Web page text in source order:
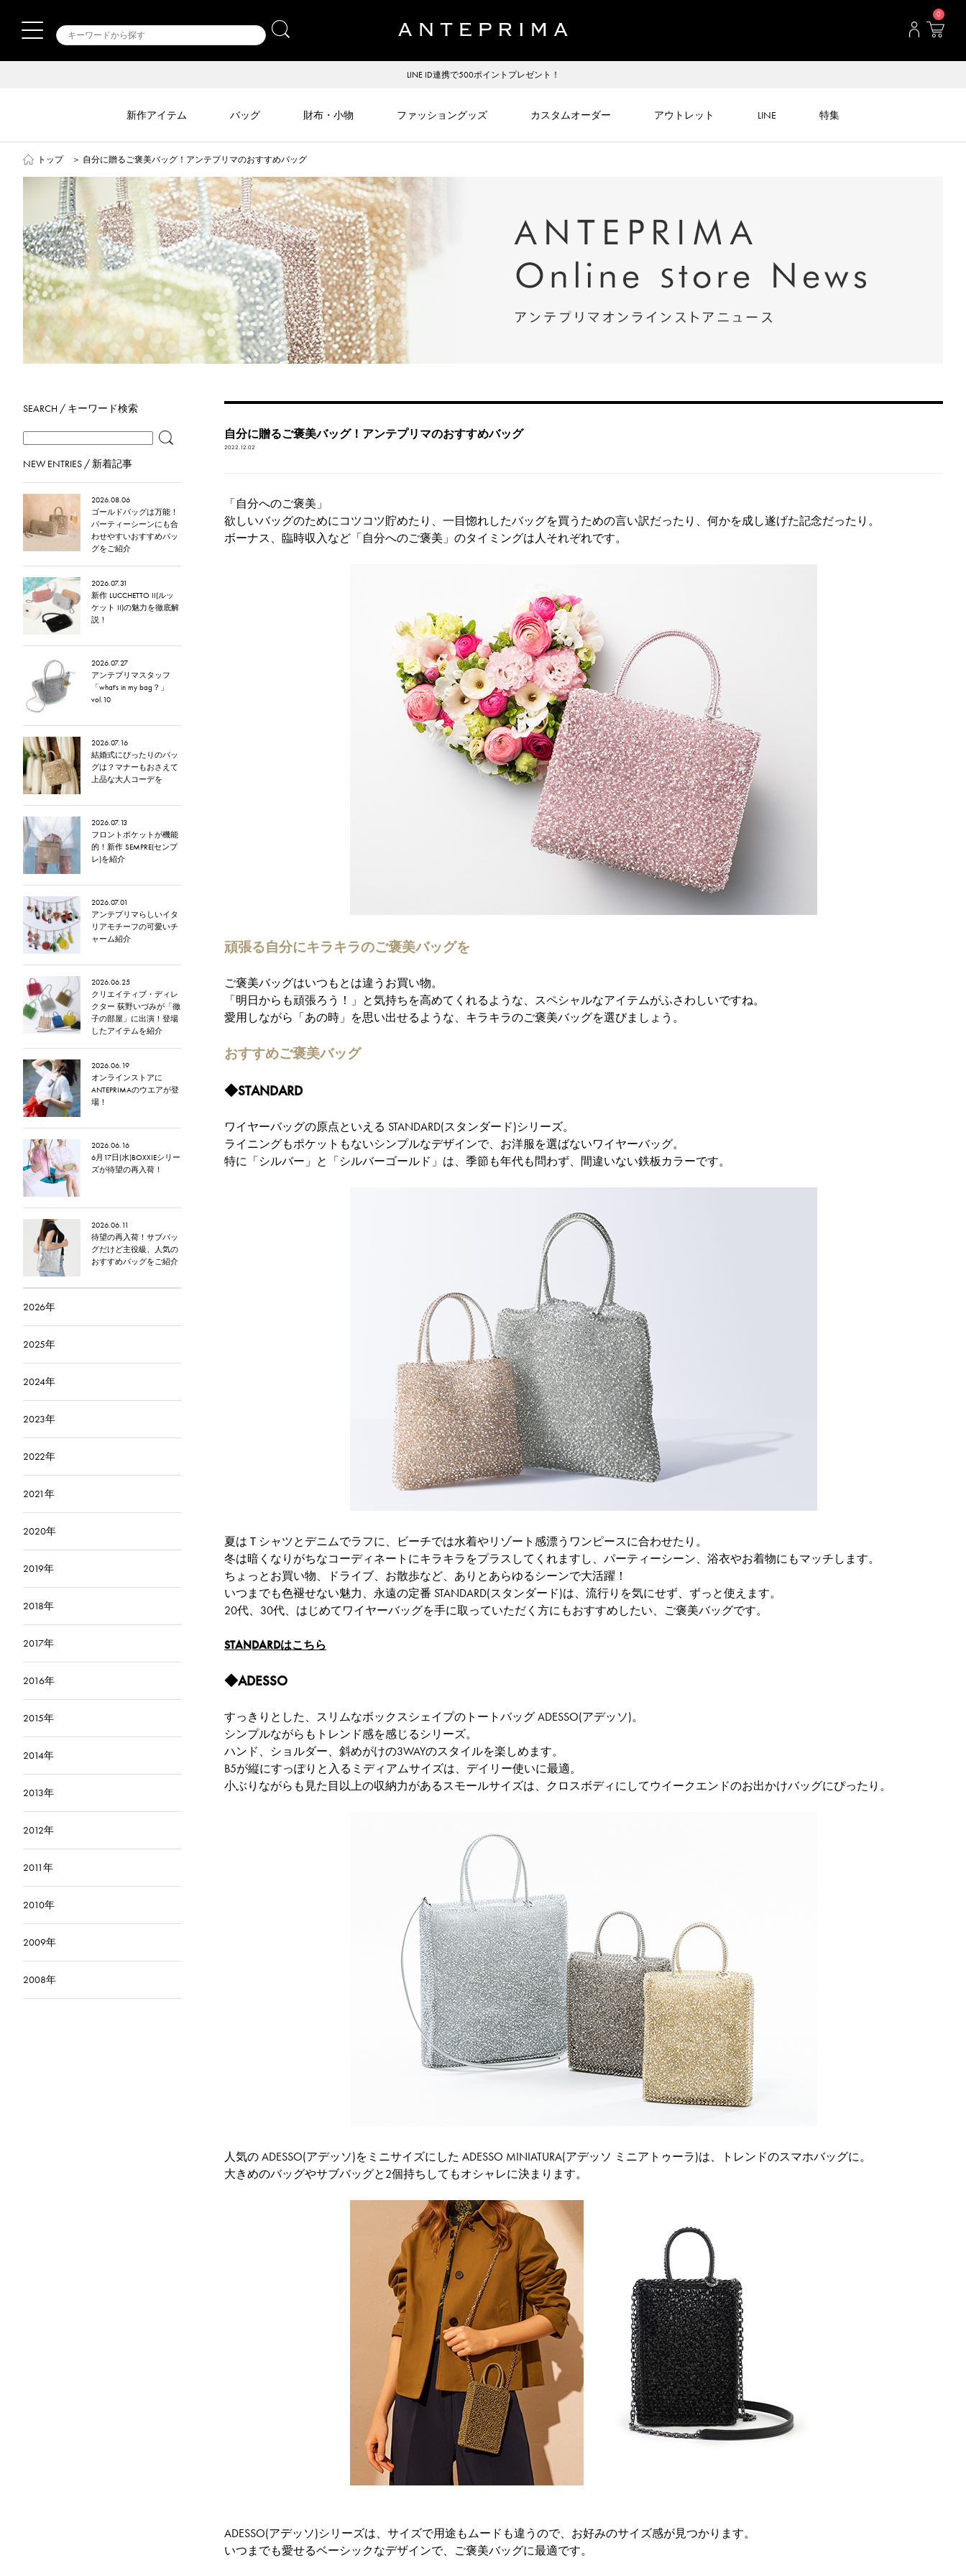
0
LINE ID連携で500ポイントプレゼント！
新作アイテム バッグ 財布・小物 ファッショングッズ カスタムオーダー アウトレット LINE 特集
トップ ＞ 自分に贈るご褒美バッグ！アンテプリマのおすすめバッグ
SEARCH / キーワード検索
NEW ENTRIES / 新着記事
2026.08.06
ゴールドバッグは万能！
パーティーシーンにも合
わせやすいおすすめバッ
グをご紹介
2026.07.31
新作 LUCCHETTO II(ルッ
ケット II)の魅力を徹底解
説！
2026.07.27
アンテプリマスタッフ
「what's in my bag？」
vol.10
2026.07.16
結婚式にぴったりのバッ
グは？マナーもおさえて
上品な大人コーデを
2026.07.13
フロントポケットが機能
的！新作 SEMPRE(センプ
レ)を紹介
2026.07.01
アンテプリマらしいイタ
リアモチーフの可愛いチ
ャーム紹介
2026.06.25
クリエイティブ・ディレ
クター 荻野いづみが「徹
子の部屋」に出演！登場
したアイテムを紹介
2026.06.19
オンラインストアに
ANTEPRIMAのウエアが登
場！
2026.06.16
6月17日(水)BOXXIEシリー
ズが待望の再入荷！
2026.06.11
待望の再入荷！サブバッ
グだけど主役級、人気の
おすすめバッグをご紹介
2026年
2025年
2024年
2023年
2022年
2021年
2020年
2019年
2018年
2017年
2016年
2015年
2014年
2013年
2012年
2011年
2010年
2009年
2008年
自分に贈るご褒美バッグ！アンテプリマのおすすめバッグ
2022.12.02
「自分へのご褒美」
欲しいバッグのためにコツコツ貯めたり、一目惚れしたバッグを買うための言い訳だったり、何かを成し遂げた記念だったり。
ボーナス、臨時収入など「自分へのご褒美」のタイミングは人それぞれです。
頑張る自分にキラキラのご褒美バッグを
ご褒美バッグはいつもとは違うお買い物。
「明日からも頑張ろう！」と気持ちを高めてくれるような、スペシャルなアイテムがふさわしいですね。
愛用しながら「あの時」を思い出せるような、キラキラのご褒美バッグを選びましょう。
おすすめご褒美バッグ
◆STANDARD
ワイヤーバッグの原点といえる STANDARD(スタンダード)シリーズ。
ライニングもポケットもないシンプルなデザインで、お洋服を選ばないワイヤーバッグ。
特に「シルバー」と「シルバーゴールド」は、季節も年代も問わず、間違いない鉄板カラーです。
夏はＴシャツとデニムでラフに、ビーチでは水着やリゾート感漂うワンピースに合わせたり。
冬は暗くなりがちなコーディネートにキラキラをプラスしてくれますし、パーティーシーン、浴衣やお着物にもマッチします。
ちょっとお買い物、ドライブ、お散歩など、ありとあらゆるシーンで大活躍！
いつまでも色褪せない魅力、永遠の定番 STANDARD(スタンダード)は、流行りを気にせず、ずっと使えます。
20代、30代、はじめてワイヤーバッグを手に取っていただく方にもおすすめしたい、ご褒美バッグです。
STANDARDはこちら
◆ADESSO
すっきりとした、スリムなボックスシェイプのトートバッグ ADESSO(アデッソ)。
シンプルながらもトレンド感を感じるシリーズ。
ハンド、ショルダー、斜めがけの3WAYのスタイルを楽しめます。
B5が縦にすっぽりと入るミディアムサイズは、デイリー使いに最適。
小ぶりながらも見た目以上の収納力があるスモールサイズは、クロスボディにしてウイークエンドのお出かけバッグにぴったり。
人気の ADESSO(アデッソ)をミニサイズにした ADESSO MINIATURA(アデッソ ミニアトゥーラ)は、トレンドのスマホバッグに。
大きめのバッグやサブバッグと2個持ちしてもオシャレに決まります。
ADESSO(アデッソ)シリーズは、サイズで用途もムードも違うので、お好みのサイズ感が見つかります。
いつまでも愛せるベーシックなデザインで、ご褒美バッグに最適です。